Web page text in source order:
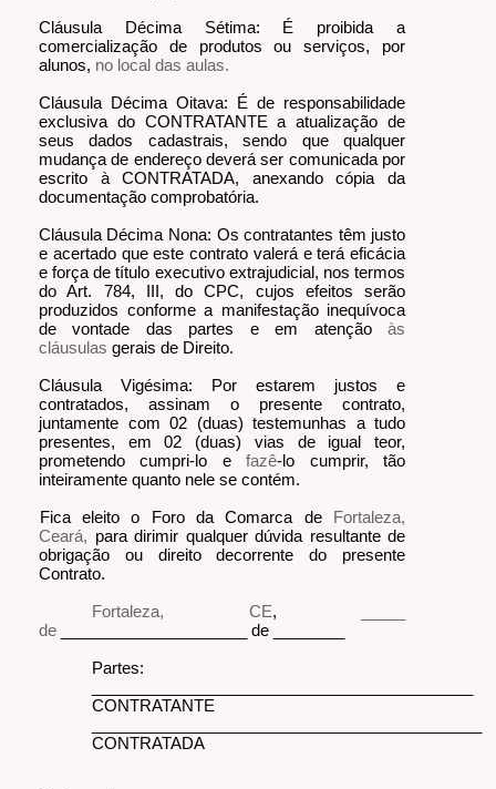
Cláusula Décima Sétima: É proibida a
comercialização de produtos ou serviços, por
alunos, no local das aulas.
Cláusula Décima Oitava: É de responsabilidade
exclusiva do CONTRATANTE a atualização de
seus dados cadastrais, sendo que qualquer
mudança de endereço deverá ser comunicada por
escrito à CONTRATADA, anexando cópia da
documentação comprobatória.
Cláusula Décima Nona: Os contratantes têm justo
e acertado que este contrato valerá e terá eficácia
e força de título executivo extrajudicial, nos termos
do Art. 784, III, do CPC, cujos efeitos serão
produzidos conforme a manifestação inequívoca
de vontade das partes e em atençãoàs
cláusulas gerais de Direito.
Cláusula Vigésima: Por estarem justos e
contratados, assinam o presente contrato,
juntamente com 02 (duas) testemunhas a tudo
presentes, em 02 (duas) vias de igual teor,
prometendo cumpri-lo efazê-lo cumprir, tão
inteiramente quanto nele se contém.
Fica eleito o Foro da Comarca de Fortaleza,
Ceará, para dirimir qualquer dúvida resultante de
obrigação ou direito decorrente do presente
Contrato.
Fortaleza, CE,
de _____________________ de ________
Partes:
CONTRATANTE
CONTRATADA